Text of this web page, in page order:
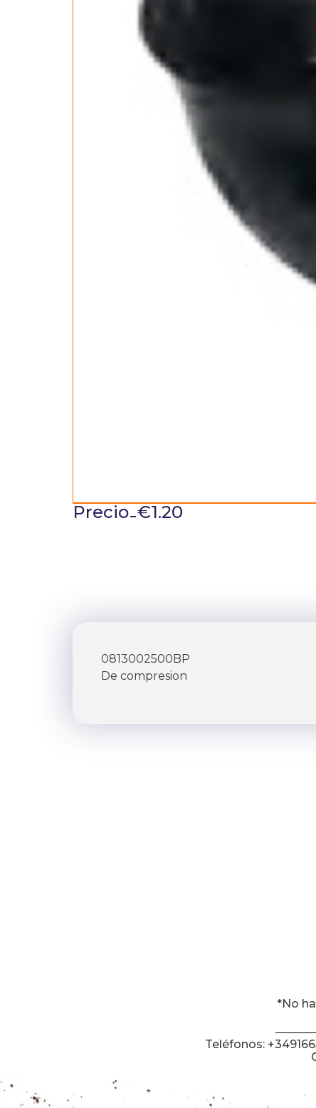
Precio-€1.20
0813002500BP
De compresion
*No
Teléfonos: